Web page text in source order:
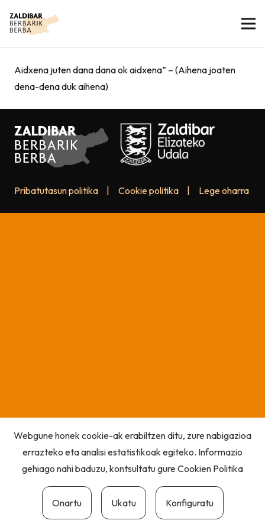
Aidxena juten dana dana ok aidxena” – (Aihena joaten
dena-dena duk aihena)
Pribatutasun politika Cookie politika Lege oharra
Webgune honek cookie-ak erabiltzen ditu, zure nabigazioa
errazteko eta analisi estatistikoak egiteko. Informazio
gehiago nahi baduzu, kontsultatu gureCookien Politika
Onartu Ukatu Konfiguratu